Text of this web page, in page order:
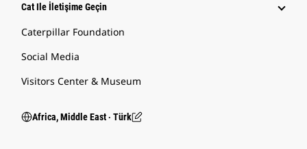
Cat Ile İletişime Geçin
Caterpillar Foundation
Social Media
Visitors Center & Museum
Africa, Middle East ‧ Türk